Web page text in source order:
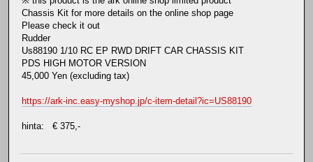
Chassis Kit for more details on the online shop page
Please check it out
Rudder
Us88190 1/10 RC EP RWD DRIFT CAR CHASSIS KIT
PDS HIGH MOTOR VERSION
45,000 Yen (excluding tax)
https://ark-inc.easy-myshop.jp/c-item-detail?ic=US88190
hinta: € 375,-